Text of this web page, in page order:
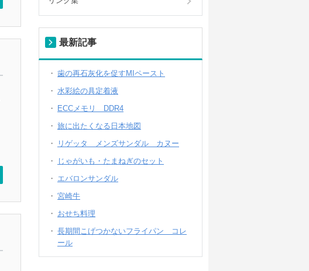
最新記事
歯の再石灰化を促すMIペースト
水彩絵の具定着液
ECCメモリ DDR4
旅に出たくなる日本地図
リゲッタ メンズサンダル カヌー
じゃがいも・たまねぎのセット
エバロンサンダル
宮崎牛
おせち料理
長期間こげつかないフライパン コレ
ール